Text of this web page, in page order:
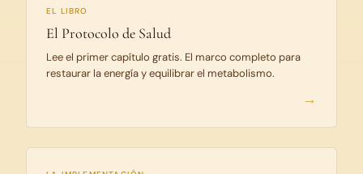
EL LIBRO
El Protocolo de Salud
Lee el primer capítulo gratis. El marco completo para
restaurar la energía y equilibrar el metabolismo.